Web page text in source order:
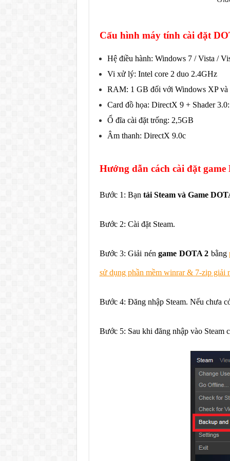
Cấu hình máy tính cài đặt
Hệ điều hành: Windows 7 / Vista /
Vi xử lý: Intel core 2 duo 2.4GHz
RAM: 1 GB đối với Windows XP
Card đồ họa: DirectX 9 + Shader
Ổ đĩa cài đặt trống: 2,5GB
Âm thanh: DirectX 9.0c
Hướng dẫn cách cài đặt game
Bước 1: Bạn tải Steam và Game
Bước 2: Cài đặt Steam.
Bước 3: Giải néngame DOTA 2 bằng
sử dụng phần mềm winrar & 7-zip giải
Bước 4: Đăng nhập Steam. Nếu chưa
Bước 5: Sau khi đăng nhập vào Steam